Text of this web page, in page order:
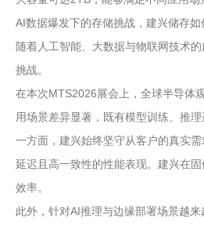
AI数据爆发下的存储挑战，建兴储存如
随着人工智能、大数据与物联网技术
挑战。
在本次MTS2026展会上，全球半导体
用场景差异显著，既有模型训练、推
一方面，建兴始终坚守从客户的真实
延迟且高一致性的性能表现。建兴在
效率。
此外，针对AI推理与边缘部署场景越